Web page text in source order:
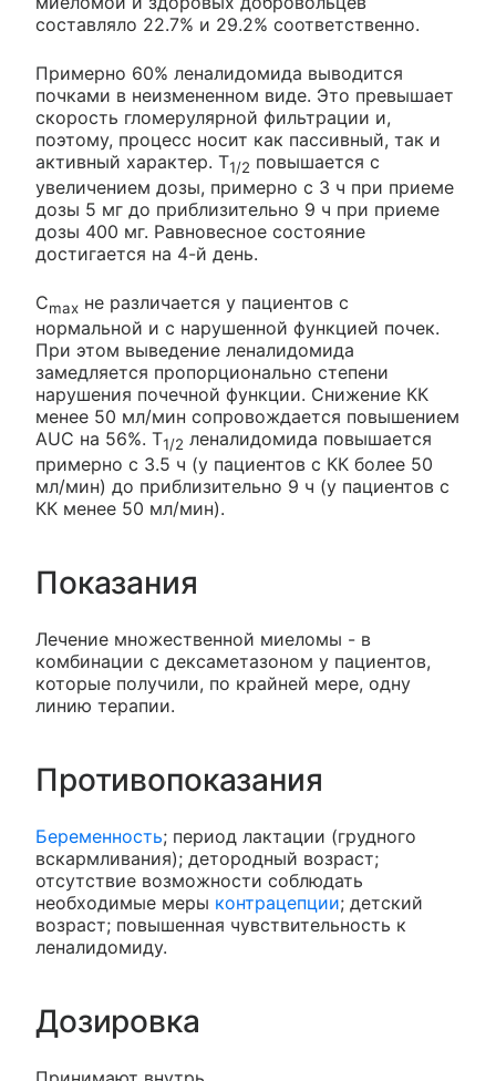
составляло 22.7% и 29.2% соответственно.
Примерно 60% леналидомида выводится
почками в неизмененном виде. Это превышает
скорость гломерулярной фильтрации и,
поэтому, процесс носит как пассивный, так и
активный характер. T1/2 повышается с
увеличением дозы, примерно с 3 ч при приеме
дозы 5 мг до приблизительно 9 ч при приеме
дозы 400 мг. Равновесное состояние
достигается на 4-й день.
Cmax не различается у пациентов с
нормальной и с нарушенной функцией почек.
При этом выведение леналидомида
замедляется пропорционально степени
нарушения почечной функции. Снижение КК
менее 50 мл/мин сопровождается повышением
AUC на 56%. T1/2 леналидомида повышается
примерно с 3.5 ч (у пациентов с КК более 50
мл/мин) до приблизительно 9 ч (у пациентов с
КК менее 50 мл/мин).
Показания
Лечение множественной миеломы - в
комбинации с дексаметазоном у пациентов,
которые получили, по крайней мере, одну
линию терапии.
Противопоказания
Беременность; период лактации (грудного
вскармливания); детородный возраст;
отсутствие возможности соблюдать
необходимые меры контрацепции; детский
возраст; повышенная чувствительность к
леналидомиду.
Дозировка